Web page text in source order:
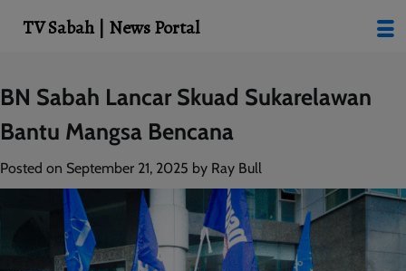
Skip
to
content
BN Sabah Lancar Skuad Sukarelawan
Bantu Mangsa Bencana
Posted on September 21, 2025 by Ray Bull
TV Sabah | News Portal